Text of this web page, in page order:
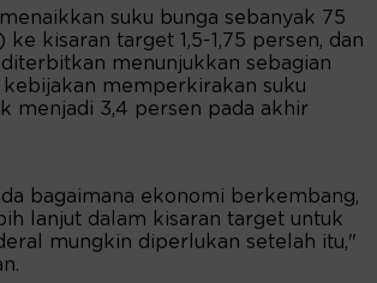
menaikkan suku bunga sebanyak 75
ke kisaran target 1,5-1,75 persen, dan
menunjukkan sebagian
memperkirakan suku
menjadi 3,4 persen pada akhir
bagaimana ekonomi berkembang,
lanjut dalam kisaran target untuk
mungkin diperlukan setelah itu,"